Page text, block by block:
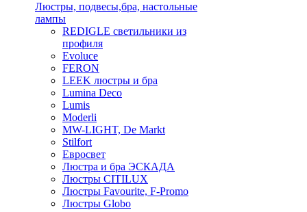
Люстры, подвесы,бра, настольные
лампы
REDIGLE светильники из
профиля
Evoluce
FERON
LEEK люстры и бра
Lumina Deco
Lumis
Moderli
MW-LIGHT, De Markt
Stilfort
Евросвет
Люстра и бра ЭСКАДА
Люстры CITILUX
Люстры Favourite, F-Promo
Люстры Globo